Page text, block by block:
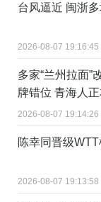
台风逼近 闽浙
2026-08-07 19:16:45
多家“兰州拉面”
牌错位 青海人
2026-08-07 19:14:26
陈幸同晋级
2026-08-07 19:13:58